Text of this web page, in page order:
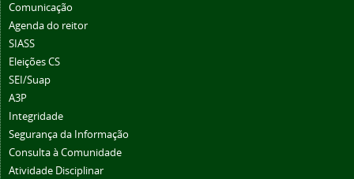
Comunicação
Agenda do reitor
SIASS
Eleições CS
SEI/Suap
A3P
Integridade
Segurança da Informação
Consulta à Comunidade
Atividade Disciplinar